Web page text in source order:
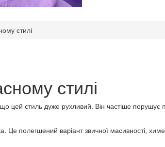
стилі
стилі
цей стиль дуже рухливий. Він частіше порушує
полегшений варіант звичної масивності,